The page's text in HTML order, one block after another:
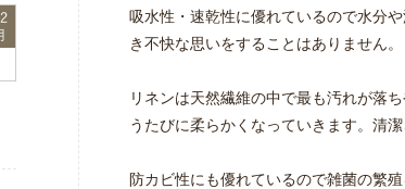
吸水性・速乾性に優れているので水分
き不快な思いをすることはありません。
リネンは天然繊維の中で最も汚れが落
うたびに柔らかくなっていきます。清
防カビ性にも優れているので雑菌の繁